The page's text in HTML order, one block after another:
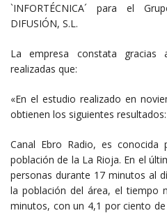
`INFORTÉCNICA´ para el
DIFUSIÓN, S.L.
La empresa constata gracias
realizadas que:
«En el estudio realizado en
obtienen los siguientes resultados:
Canal Ebro Radio, es
población de la La Rioja. En el
personas durante 17 minutos al
la población del área, el tiempo
minutos, con un 4,1 por ciento